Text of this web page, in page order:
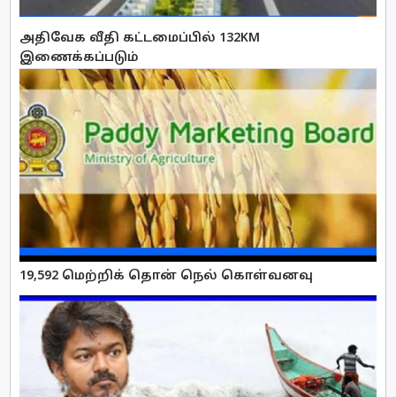
அதிவேக வீதி கட்டமைப்பில் 132KM
இணைக்கப்படும்
19,592 மெற்றிக் தொன் நெல் கொள்வனவு